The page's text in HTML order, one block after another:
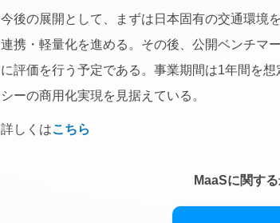
今後の展開として、まずは日本固有の交通環境
連携・軽量化を進める。その後、公開ベンチマ
に評価を行う予定である。事業期間は1年間を
シーの商用化実現を見据えている。
詳しくはこちら
MaaSに関す